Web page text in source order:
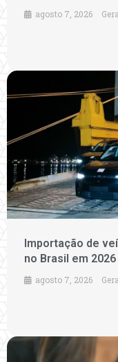
agosto 7, 2026
Importação de
no Brasil em 2026
agosto 7, 2026